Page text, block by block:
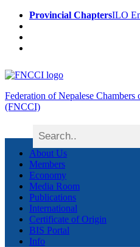
Provincial ChaptersILO
Federation of Nepalese
(FNCCI)
About Us
Members
Economy
Media Room
Publications
International
Certificate of Origin
BIS Portal
Info